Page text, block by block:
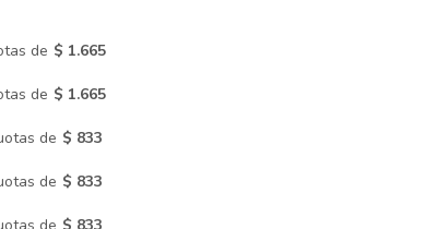
de $ 1.665
de $ 1.665
de $ 833
de $ 833